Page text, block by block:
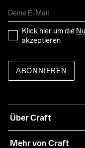
Klick hier um die
akzeptieren
ABONNIEREN
Über Craft
Mehr von Craft